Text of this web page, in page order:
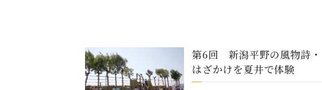
第6回 新潟平野の風物詩・
はざかけを夏井で体験